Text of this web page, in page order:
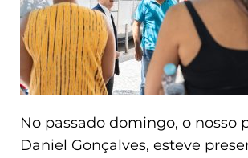
No passado domingo, o nosso
Daniel Gonçalves, esteve